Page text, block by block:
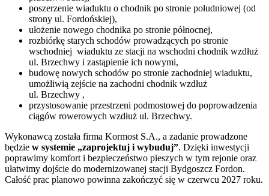
poszerzenie wiaduktu o chodnik po stronie południowej (od
strony ul. Fordońskiej),
ułożenie nowego chodnika po stronie północnej,
rozbiórkę starych schodów prowadzących po stronie
wschodniej wiaduktu ze stacji na wschodni chodnik wzdłuż
ul. Brzechwy i zastąpienie ich nowymi,
budowę nowych schodów po stronie zachodniej wiaduktu,
umożliwią zejście na zachodni chodnik wzdłuż
ul. Brzechwy ,
przystosowanie przestrzeni podmostowej do poprowadzenia
ciągów rowerowych wzdłuż ul. Brzechwy.
Wykonawcą została firma Kormost S.A., a zadanie prowadzone
będzie w systemie „zaprojektuj i wybuduj”. Dzięki inwestycji
poprawimy komfort i bezpieczeństwo pieszych w tym rejonie oraz
ułatwimy dojście do modernizowanej stacji Bydgoszcz Fordon.
Całość prac planowo powinna zakończyć się w czerwcu 2027 roku.